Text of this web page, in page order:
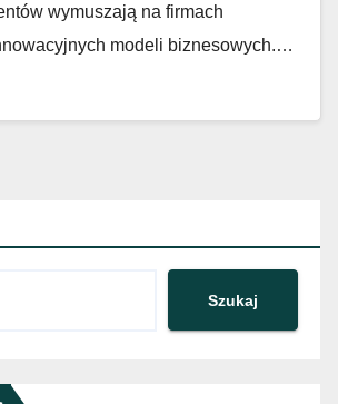
wymuszają na firmach
modeli biznesowych.…
Szukaj